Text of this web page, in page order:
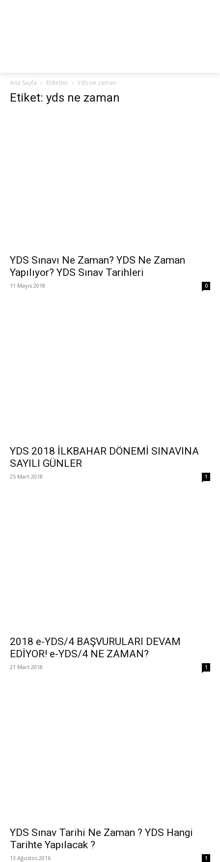
Ana Sayfa Etiketler Yds ne zaman
Etiket: yds ne zaman
YDS Sınavı Ne Zaman? YDS Ne Zaman
Yapılıyor? YDS Sınav Tarihleri
11 Mayıs 2018 0
YDS 2018 İLKBAHAR DÖNEMİ SINAVINA
SAYILI GÜNLER
25 Mart 2018 1
2018 e-YDS/4 BAŞVURULARI DEVAM
EDİYOR! e-YDS/4 NE ZAMAN?
21 Mart 2018 1
YDS Sınav Tarihi Ne Zaman ? YDS Hangi
Tarihte Yapılacak ?
13 Ağustos 2016 1